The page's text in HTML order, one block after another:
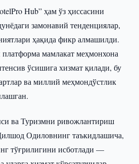
Hub” ҳам ўз ҳиссасини
замонавий тенденциялар,
ҳақида фикр алмашилди.
мамлакат меҳмонхона
ўсишига хизмат қилади, бу
ва миллий меҳмондўстлик
ва Туризмни ривожлантириш
Одиловнинг таъкидлашича,
тўғрилигини исботлади —